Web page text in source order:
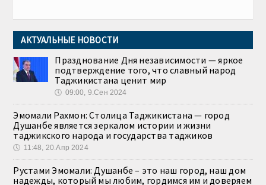
АКТУАЛЬНЫЕ НОВОСТИ
Празднование Дня независимости — яркое
подтверждение того, что славный народ
Таджикистана ценит мир
🕔 09:00, 9.Сен 2024
Эмомали Рахмон: Столица Таджикистана — город
Душанбе является зеркалом истории и жизни
таджикского народа и государства таджиков
🕔 11:48, 20.Апр 2024
Рустами Эмомали: Душанбе – это наш город, наш дом
надежды, который мы любим, гордимся им и доверяем